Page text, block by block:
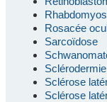
Rosacée
Sarcoïdose
Sclérodermie
Sclérose
Sclérose